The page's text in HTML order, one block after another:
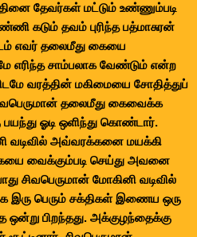
தேவர்கள் மட்டும் உண்ணும்படி
கடும் தவம் புரிந்த பத்மாசுரன்
எவர் தலைமீது கையை
சாம்பலாக வேண்டும் என்ற
வரத்தின் மகிமையை சோதித்துப்
தலைமீது கைவைக்க
ஓடி ஒளிந்து கொண்டார்.
வடிவில் அவ்வரக்கனை மயக்கி
வைக்கும்படி செய்து அவனை
சிவபெருமான் மோகினி வடிவில்
இரு பெரும் சக்திகள் இணைய ஒரு
ஒன்று பிறந்தது. அக்குழந்தைக்கு